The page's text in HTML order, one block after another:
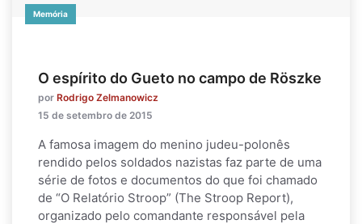
Memória
O espírito do Gueto no campo de Röszke
por Rodrigo Zelmanowicz
15 de setembro de 2015
A famosa imagem do menino judeu-polonês
rendido pelos soldados nazistas faz parte de uma
série de fotos e documentos do que foi chamado
de “O Relatório Stroop” (The Stroop Report),
organizado pelo comandante responsável pela